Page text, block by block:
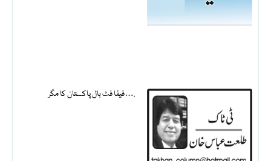
فیفا فٹ بال پاکستان کا مگر….